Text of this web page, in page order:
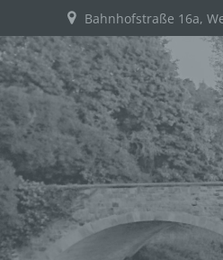
Inhalt
springen
Bahnhofstraße 16a,